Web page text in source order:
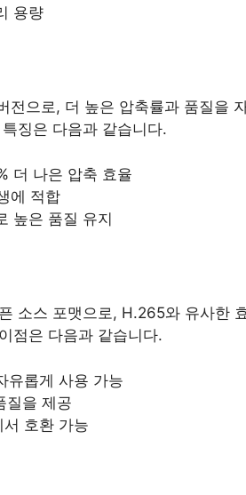
용량
으로, 더 높은 압축률과 품질을
징은 다음과 같습니다.
더 나은 압축 효율
에 적합
높은 품질 유지
소스 포맷으로, H.265와 유사한
점은 다음과 같습니다.
유롭게 사용 가능
질을 제공
호환 가능